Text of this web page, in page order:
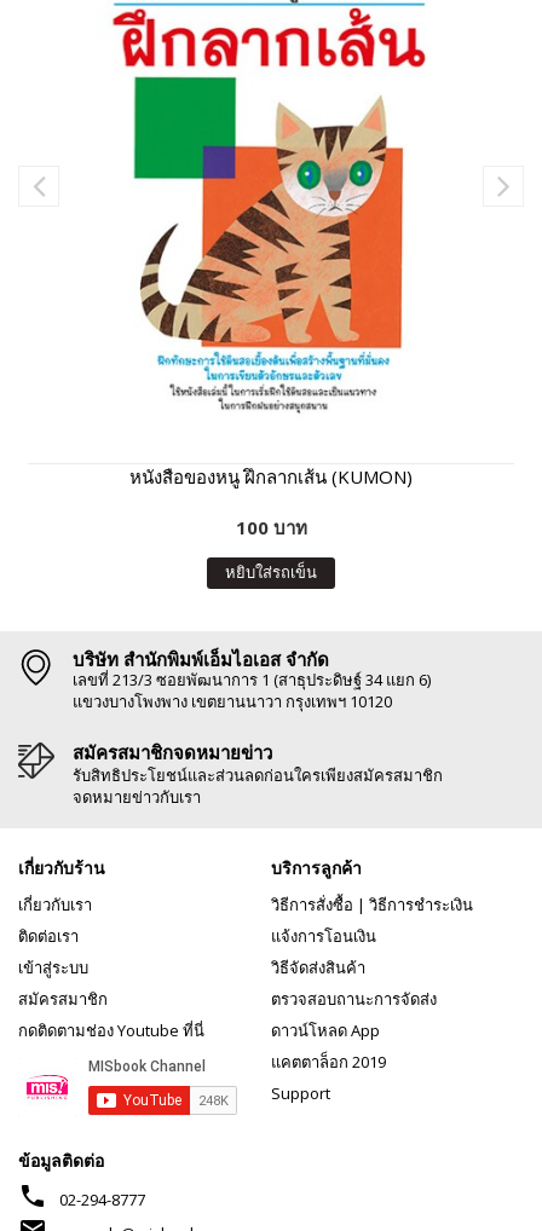
หนังสือของหนู ฝึกลากเส้น (KUMON)
100 บาท
หยิบใส่รถเข็น
บริษัท สำนักพิมพ์เอ็มไอเอส จำกัด
เลขที่ 213/3 ซอยพัฒนาการ 1 (สาธุประดิษฐ์ 34 แยก 6)
แขวงบางโพงพาง เขตยานนาวา กรุงเทพฯ 10120
สมัครสมาชิกจดหมายข่าว
รับสิทธิประโยชน์และส่วนลดก่อนใครเพียงสมัครสมาชิก
จดหมายข่าวกับเรา
เกี่ยวกับร้าน
เกี่ยวกับเรา
ติดต่อเรา
เข้าสู่ระบบ
สมัครสมาชิก
กดติดตามช่อง Youtube ที่นี่
บริการลูกค้า
วิธีการสั่งซื้อ | วิธีการชำระเงิน
แจ้งการโอนเงิน
วิธีจัดส่งสินค้า
ตรวจสอบถานะการจัดส่ง
ดาวน์โหลด App
แคตตาล็อก 2019
Support
ข้อมูลติดต่อ
phone 02-294-8777